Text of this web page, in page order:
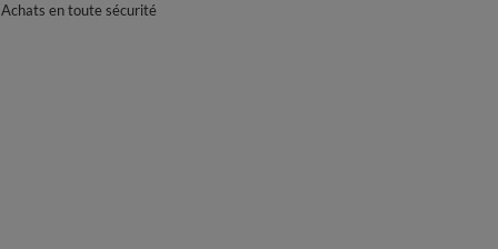
Achats en toute sécurité